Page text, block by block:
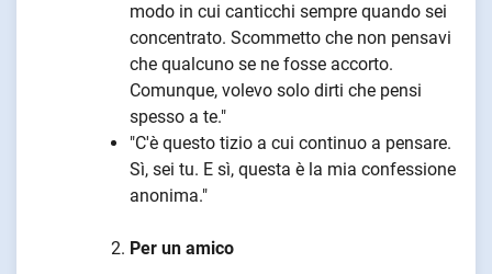
modo in cui canticchi sempre quando sei
concentrato. Scommetto che non pensavi
che qualcuno se ne fosse accorto.
Comunque, volevo solo dirti che pensi
spesso a te."
"C'è questo tizio a cui continuo a pensare.
Sì, sei tu. E sì, questa è la mia confessione
anonima."
Per un amico